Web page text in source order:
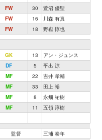
FW 30
萱沼 優聖
FW 16
川森 有真
FW 18 野嶽 惇也
GK 13
アン・ジュンス
DF 5
平出 涼
MF 22
吉井 孝輔
MF 33
田上 裕
MF 8
永畑 祐樹
MF 11
五領 淳樹
監督 三浦 泰年